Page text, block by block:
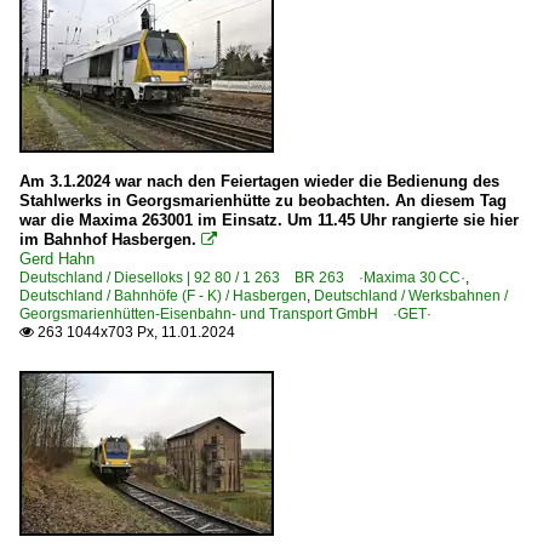
Am 3.1.2024 war nach den Feiertagen wieder die Bedienung des
Stahlwerks in Georgsmarienhütte zu beobachten. An diesem Tag
war die Maxima 263001 im Einsatz. Um 11.45 Uhr rangierte sie hier
im Bahnhof Hasbergen. 
Gerd Hahn
Deutschland / Dieselloks | 92 80 / 1 263 BR 263 ·Maxima 30 CC·,
Deutschland / Bahnhöfe (F - K) / Hasbergen, Deutschland / Werksbahnen /
Georgsmarienhütten-Eisenbahn- und Transport GmbH ·GET·
 263 1044x703 Px, 11.01.2024